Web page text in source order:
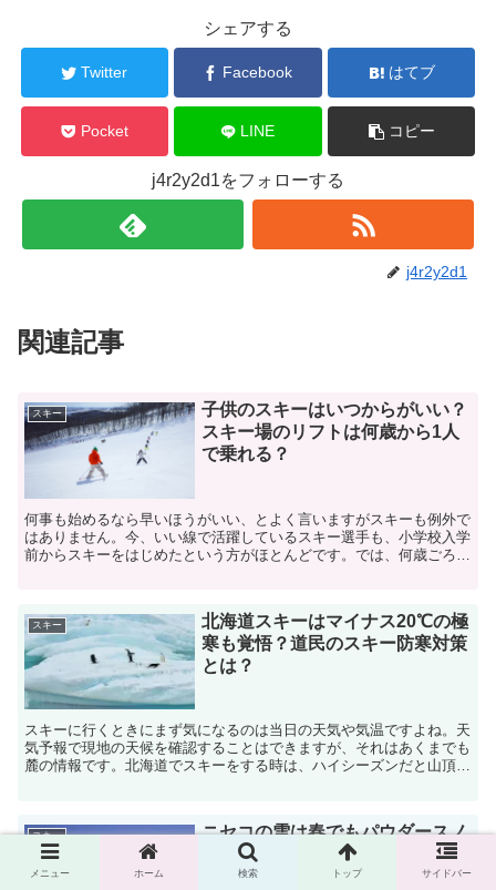
シェアする
Twitter Facebook はてブ
Pocket LINE コピー
j4r2y2d1をフォローする
j4r2y2d1
関連記事
スキー
子供のスキーはいつからがいい？
スキー場のリフトは何歳から1人
で乗れる？
何事も始めるなら早いほうがいい、とよく言いますがスキーも例外で
はありません。今、いい線で活躍しているスキー選手も、小学校入学
前からスキーをはじめたという方がほとんどです。では、何歳ごろか
スキー
北海道スキーはマイナス20℃の極
寒も覚悟？道民のスキー防寒対策
とは？
スキーに行くときにまず気になるのは当日の天気や気温ですよね。天
気予報で現地の天候を確認することはできますが、それはあくまでも
麓の情報です。北海道でスキーをする時は、ハイシーズンだと山頂付
スキー
ニセコの雪は春でもパウダースノ
ー？いつまでスキーが楽しめる？
メニュー ホーム 検索 トップ サイドバー